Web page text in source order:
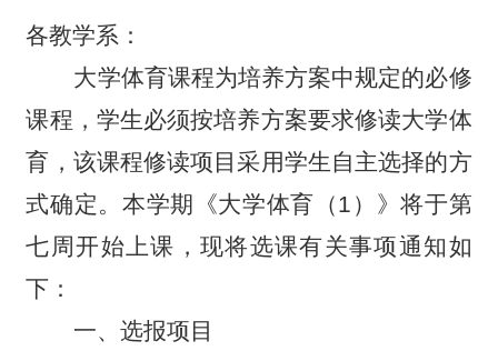
各教学系：
大学体育课程为培养方案中规定的必修
课程，学生必须按培养方案要求修读大学体
育，该课程修读项目采用学生自主选择的方
式确定。本学期《大学体育（1）》将于第
七周开始上课，现将选课有关事项通知如
下：
一、选报项目